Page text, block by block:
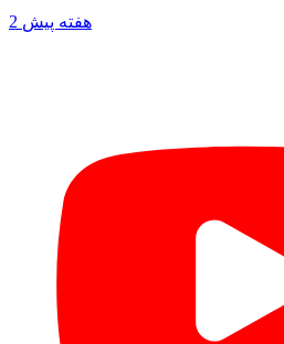
2 هفته پیش